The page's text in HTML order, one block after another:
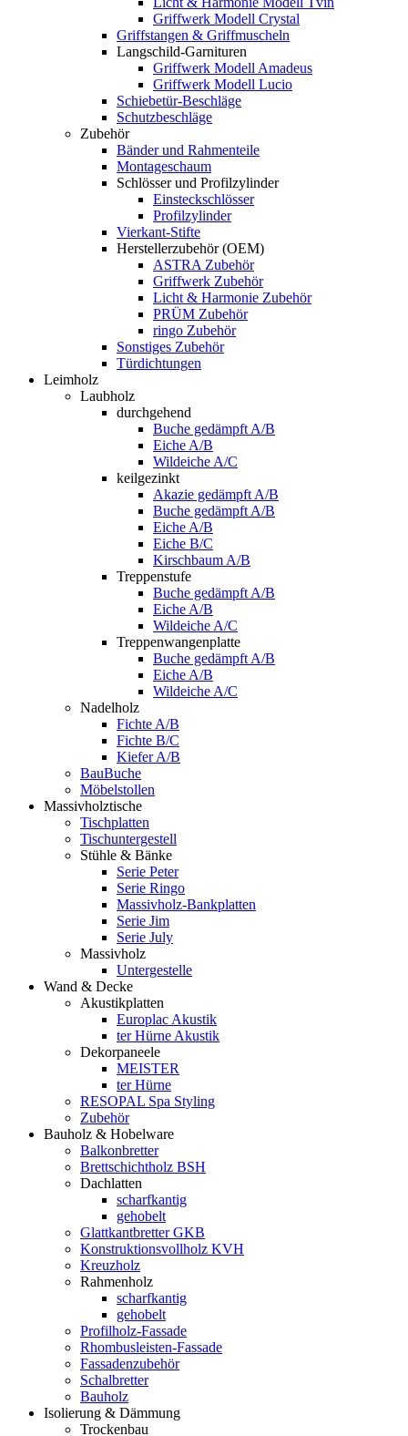
Griffwerk Modell Crystal
Griffstangen & Griffmuscheln
Langschild-Garnituren
Griffwerk Modell Amadeus
Griffwerk Modell Lucio
Schiebetür-Beschläge
Schutzbeschläge
Zubehör
Bänder und Rahmenteile
Montageschaum
Schlösser und Profilzylinder
Einsteckschlösser
Profilzylinder
Vierkant-Stifte
Herstellerzubehör (OEM)
ASTRA Zubehör
Griffwerk Zubehör
Licht & Harmonie Zubehör
PRÜM Zubehör
ringo Zubehör
Sonstiges Zubehör
Türdichtungen
Leimholz
Laubholz
durchgehend
Buche gedämpft A/B
Eiche A/B
Wildeiche A/C
keilgezinkt
Akazie gedämpft A/B
Buche gedämpft A/B
Eiche A/B
Eiche B/C
Kirschbaum A/B
Treppenstufe
Buche gedämpft A/B
Eiche A/B
Wildeiche A/C
Treppenwangenplatte
Buche gedämpft A/B
Eiche A/B
Wildeiche A/C
Nadelholz
Fichte A/B
Fichte B/C
Kiefer A/B
BauBuche
Möbelstollen
Massivholztische
Tischplatten
Tischuntergestell
Stühle & Bänke
Serie Peter
Serie Ringo
Massivholz-Bankplatten
Serie Jim
Serie July
Massivholz
Untergestelle
Wand & Decke
Akustikplatten
Europlac Akustik
ter Hürne Akustik
Dekorpaneele
MEISTER
ter Hürne
RESOPAL Spa Styling
Zubehör
Bauholz & Hobelware
Balkonbretter
Brettschichtholz BSH
Dachlatten
scharfkantig
gehobelt
Glattkantbretter GKB
Konstruktionsvollholz KVH
Kreuzholz
Rahmenholz
scharfkantig
gehobelt
Profilholz-Fassade
Rhombusleisten-Fassade
Fassadenzubehör
Schalbretter
Bauholz
Isolierung & Dämmung
Trockenbau